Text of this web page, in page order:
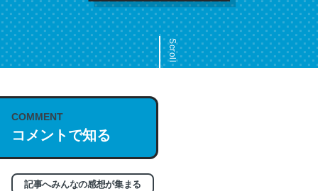
Scroll
COMMENT
コメントで知る
記事へみんなの感想が集まる
これは名文。彼はとてもクレバーなんだろうなと凄く思
う。英語少しでも読める人は原文もお勧め。自分はこの流
れ好き。Let’s Fucking Go. Then Covid hit. Shit.
─今のこの状況が信じられるかい？ by ラーズ・ヌートバー